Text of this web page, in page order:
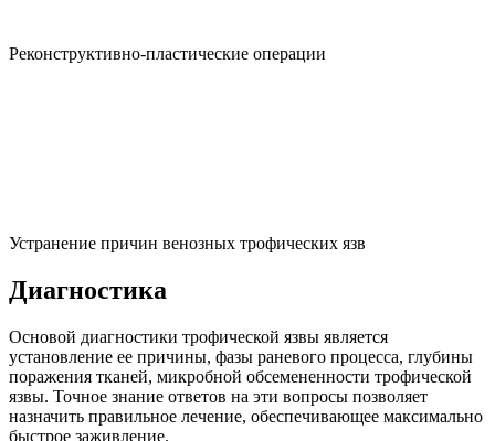
Реконструктивно-пластические операции
Устранение причин венозных трофических язв
Диагностика
Основой диагностики трофической язвы является
установление ее причины, фазы раневого процесса, глубины
поражения тканей, микробной обсемененности трофической
язвы. Точное знание ответов на эти вопросы позволяет
назначить правильное лечение, обеспечивающее максимально
быстрое заживление.